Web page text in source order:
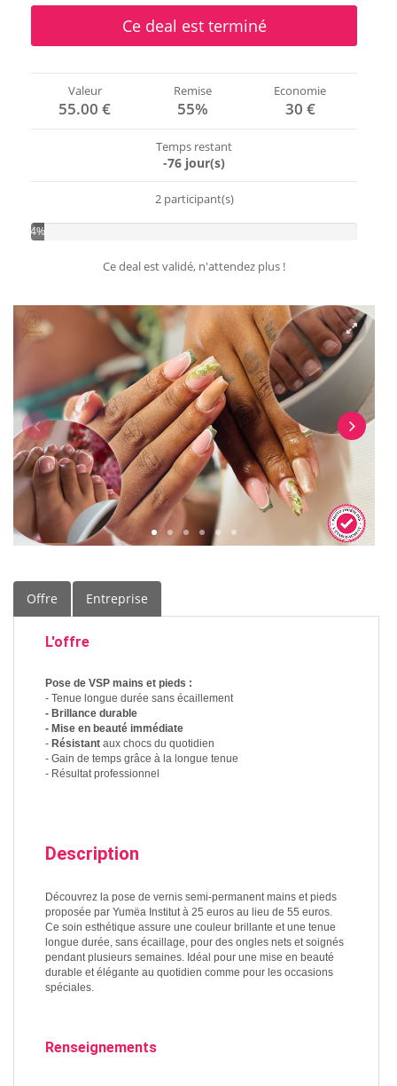
Ce deal est terminé
Valeur
55.00 €
Remise
55%
Economie
30 €
Temps restant
-76 jour(s)
2 participant(s)
4%
Ce deal est validé, n'attendez plus !
Offre Entreprise
L'offre
Pose de VSP mains et pieds :
- Tenue longue durée sans écaillement
- Brillance durable
- Mise en beauté immédiate
- Résistant aux chocs du quotidien
- Gain de temps grâce à la longue tenue
- Résultat professionnel
Description
Découvrez la pose de vernis semi-permanent mains et pieds
proposée par Yumëa Institut à 25 euros au lieu de 55 euros.
Ce soin esthétique assure une couleur brillante et une tenue
longue durée, sans écaillage, pour des ongles nets et soignés
pendant plusieurs semaines. Idéal pour une mise en beauté
durable et élégante au quotidien comme pour les occasions
spéciales.
Renseignements